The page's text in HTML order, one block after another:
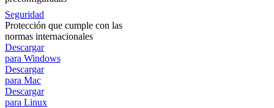
Seguridad
Protección que cumple con las
normas internacionales
Descargar
para Windows
Descargar
para Mac
Descargar
para Linux